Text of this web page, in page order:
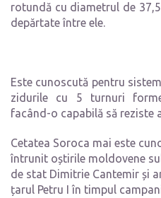
rotundă cu diametrul de
depărtate între ele.
Este cunoscută pentru
zidurile cu 5 turnuri
facând-o capabilă să reziste
Cetatea Soroca mai este
întrunit oștirile moldovene
de stat Dimitrie Cantemir și
țarul Petru I în timpul